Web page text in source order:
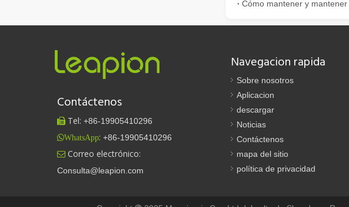
El corte por láser de láminas de metal es un método de corte muy utilizado.
Contáctenos
 Tel: +86-19905410296
WhatsApp: +86-19905410296
 Correo electrónico:
Consulta@leapion.com
Navegacion rapida
Sobre nosotros
Aplicacion
descargar
Noticias
Contáctenos
mapa del sitio
política de privacidad